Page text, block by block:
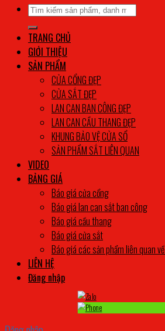
Tìm
kiếm:
TRANG CHỦ
GIỚI THIỆU
SẢN PHẨM
CỬA CỔNG ĐẸP
CỬA SẮT ĐẸP
LAN CAN BAN CÔNG ĐẸP
LAN CAN CẦU THANG ĐẸP
KHUNG BẢO VỆ CỬA SỔ
SẢN PHẨM SẮT LIÊN QUAN
VIDEO
BẢNG GIÁ
Báo giá cửa cổng
Báo giá lan can sắt ban công
Báo giá cầu thang
Báo giá cửa sắt
Báo giá các sản phẩm liên quan
LIÊN HỆ
Đăng nhập